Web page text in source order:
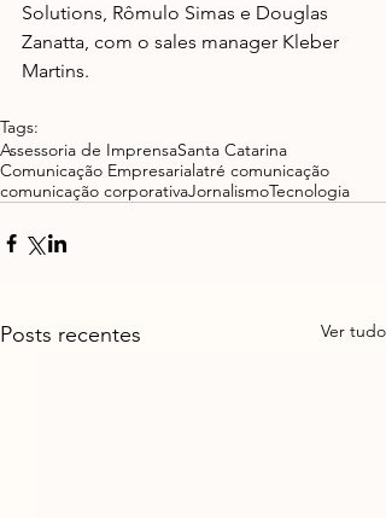
Solutions, Rômulo Simas e Douglas
Zanatta, com o sales manager Kleber
Martins.
Tags:
Assessoria de ImprensaSanta Catarina
Comunicação Empresarialatré comunicação
comunicação corporativaJornalismoTecnologia
Posts recentes Ver tudo